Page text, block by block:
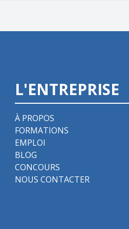
L'ENTREPRISE
À PROPOS
FORMATIONS
EMPLOI
BLOG
CONCOURS
NOUS CONTACTER